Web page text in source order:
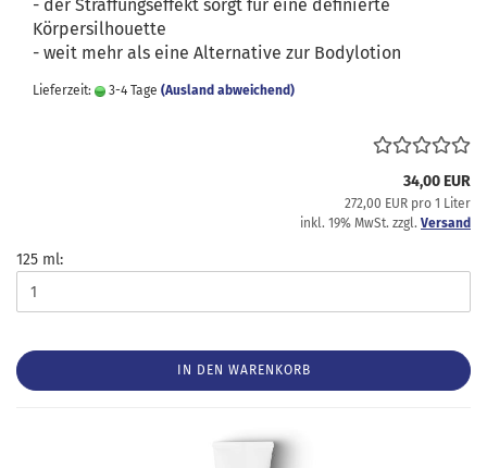
- der Straffungseffekt sorgt für eine definierte
Körpersilhouette
- weit mehr als eine Alternative zur Bodylotion
Lieferzeit: 3-4 Tage (Ausland abweichend)
34,00 EUR
272,00 EUR pro 1 Liter
inkl. 19% MwSt. zzgl. Versand
125 ml:
IN DEN WARENKORB